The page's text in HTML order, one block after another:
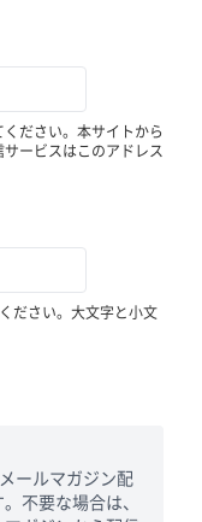
ださい。本サイトから
ービスはこのアドレス
ださい。大文字と小文
ールマガジン配
不要な場合は、